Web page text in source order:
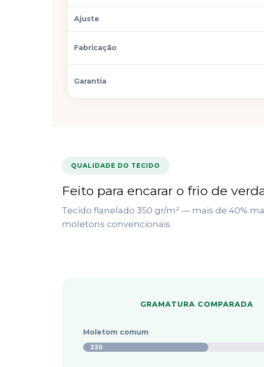
Ajuste
Fabricação
Garantia
QUALIDADE DO TECIDO
Feito para encarar o frio de
Tecido flanelado 350 gr/m² — mais de 40%
moletons convencionais.
GRAMATURA COMPARADA
Moletom comum
220